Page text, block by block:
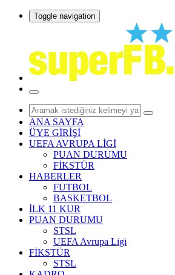
Toggle navigation
ANA SAYFA
ÜYE GİRİŞİ
UEFA AVRUPA LİGİ
PUAN DURUMU
FİKSTÜR
HABERLER
FUTBOL
BASKETBOL
İLK 11 KUR
PUAN DURUMU
STSL
UEFA Avrupa Ligi
FİKSTÜR
STSL